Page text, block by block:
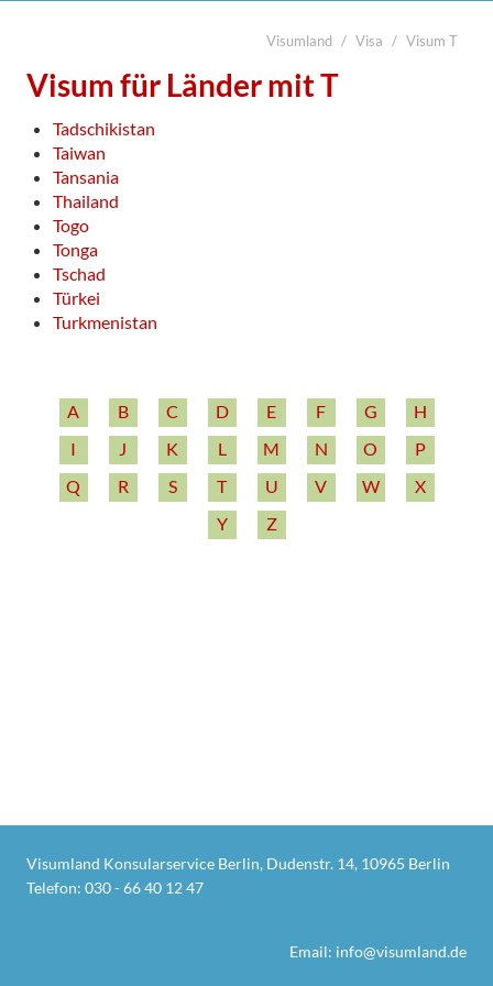

Legalisierung
Visa
Übersetzung
Notarabschriften
Kurier
Kontakt
Visumland Visa Visum T
Visum für Länder mit T
Tadschikistan
Taiwan
Tansania
Thailand
Togo
Tonga
Tschad
Türkei
Turkmenistan
A B C D E F G
H
I
J K L M N O
P
Q
R S T U V W
X
Y
Z
Visumland Konsularservice Berlin, Dudenstr. 14, 10965 Berlin
Telefon: 030 - 66 40 12 47
Email: info@visumland.de